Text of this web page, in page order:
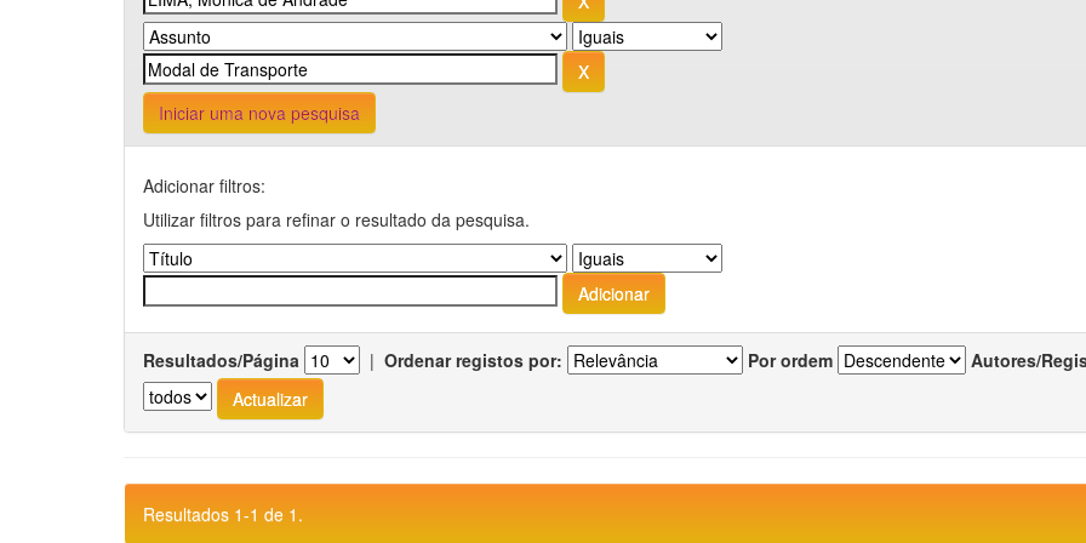
Iniciar uma nova pesquisa
Adicionar filtros:
Utilizar filtros para refinar o resultado da pesquisa.
Resultados/Página | Ordenar registos por: Por ordem Autores/
Resultados 1-1 de 1.